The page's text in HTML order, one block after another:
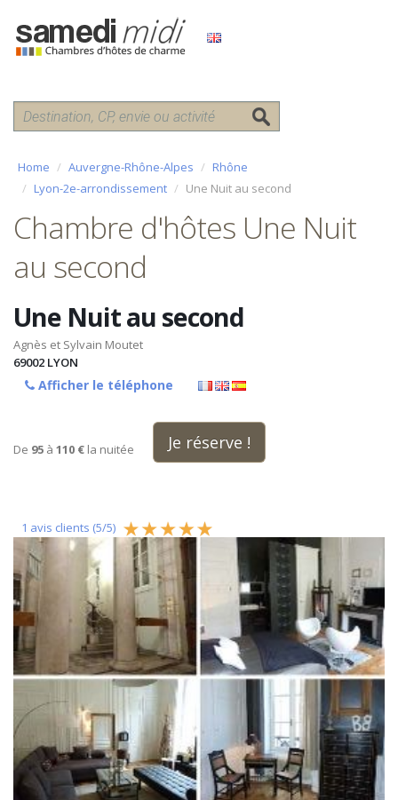
Home Auvergne-Rhône-Alpes
Rhône
Lyon-2e-arrondissement
Une Nuit au second
Chambre d'hôtes Une Nuit
au second
Une Nuit au second
Agnès et Sylvain Moutet
69002 LYON
Afficher le téléphone
De 95 à 110 € la nuitée Je réserve !
1 avis clients (5/5)